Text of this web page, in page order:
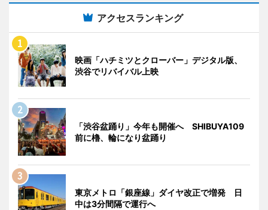
アクセスランキング
映画「ハチミツとクローバー」デジタル版、
渋谷でリバイバル上映
「渋谷盆踊り」今年も開催へ SHIBUYA109
前に櫓、輪になり盆踊り
東京メトロ「銀座線」ダイヤ改正で増発 日
中は3分間隔で運行へ